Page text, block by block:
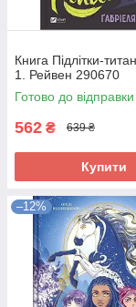
Книга Підлітки-
1. Рейвен 290670
Готово до відправки
562 ₴ 639 ₴
Купити
–12%